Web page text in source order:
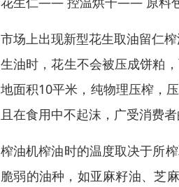
市场上出现新型花生取油留仁
生油时，花生不会被压成饼粕
地面积10平米，纯物理压榨，
且在食用中不起沫，广受消费者
榨油机榨油时的温度取决于所
脆弱的油种，如亚麻籽油、芝